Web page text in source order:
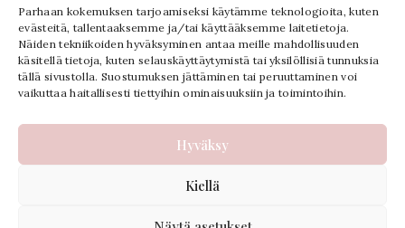
Parhaan kokemuksen tarjoamiseksi käytämme teknologioita, kuten
evästeitä, tallentaaksemme ja/tai käyttääksemme laitetietoja.
Näiden tekniikoiden hyväksyminen antaa meille mahdollisuuden
käsitellä tietoja, kuten selauskäyttäytymistä tai yksilöllisiä tunnuksia
tällä sivustolla. Suostumuksen jättäminen tai peruuttaminen voi
vaikuttaa haitallisesti tiettyihin ominaisuuksiin ja toimintoihin.
Hyväksy
Kiellä
Seuraa Instagramissa
© 2026 PolkuVisuals - lämminhenkinen